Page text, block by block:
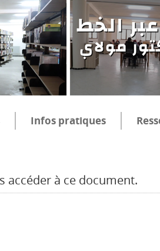
Infos pratiques
accéder à ce document.